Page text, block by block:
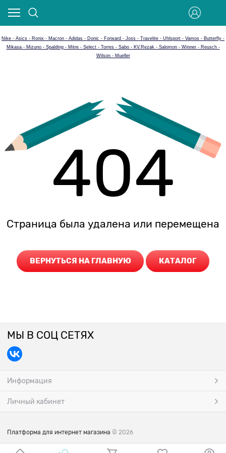
Nike - Asics - Ronix - Macron - Adidas - Donic - Forward - Joss - Travelite - Uhlsport - Vamos - Butterfly -
Mikasa - Mizuno - Spalding - Mitre - Select - Torres - Sabo - KV.Rezak - Salomon - Winner - Reusch -
Wilson - Mueller
404
Страница была удалена или перемещена
ВЕРНУТЬСЯ НА ГЛАВНУЮ КАТАЛОГ
МЫ В СОЦ СЕТЯХ
Информация
Личный кабинет
Платформа для интернет магазина © 2026